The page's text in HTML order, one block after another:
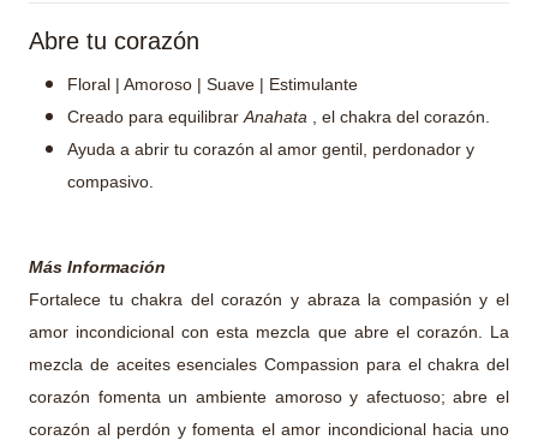
Abre tu corazón
Floral | Amoroso | Suave | Estimulante
Creado para equilibrar Anahata , el chakra del corazón.
Ayuda a abrir tu corazón al amor gentil, perdonador y
compasivo.
Más Información
Fortalece tu chakra del corazón y abraza la compasión y el
amor incondicional con esta mezcla que abre el corazón. La
mezcla de aceites esenciales Compassion para el chakra del
corazón fomenta un ambiente amoroso y afectuoso; abre el
corazón al perdón y fomenta el amor incondicional hacia uno